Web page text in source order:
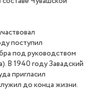
поступил
под руководством
В 1940 году Завадский
пригласил
до конца жизни.